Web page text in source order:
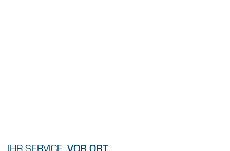
IHR SERVICE. VOR ORT.